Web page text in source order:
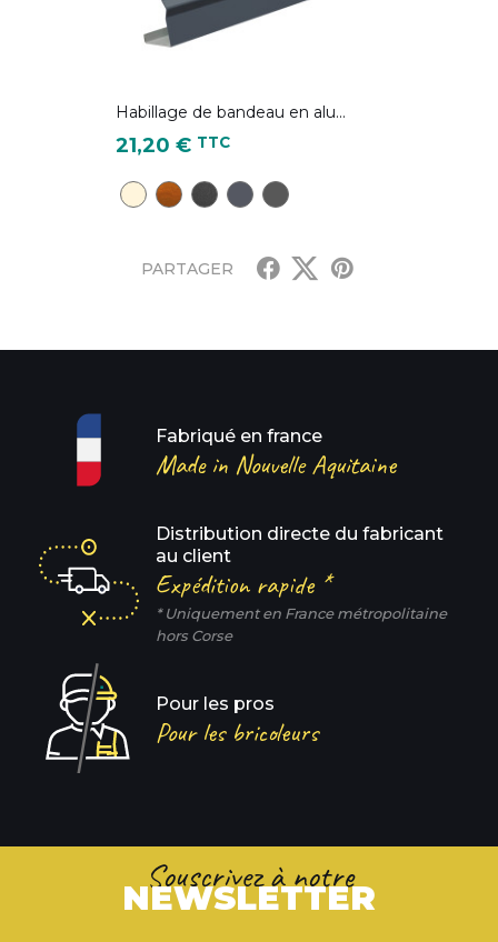
couleur 2100FT)
Habillage de bandeau en alu...
Prix
21,20 € TTC
TP22 - Ton pierre
CD28 - Chêne Doré
NG18 - Noir Graphite (équivalent à la
BA6 - Bleu ardoise ( équivalent
Gris sablé - RAL 2900
PARTAGER
Fabriqué en france
Made in Nouvelle Aquitaine
Distribution directe du fabricant
au client
Expédition rapide *
* Uniquement en France métropolitaine
hors Corse
Pour les pros
Pour les bricoleurs
Souscrivez à notre
NEWSLETTER